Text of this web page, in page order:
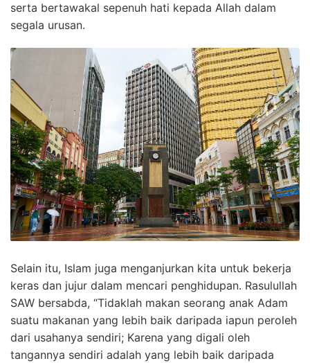
serta bertawakal sepenuh hati kepada Allah dalam
segala urusan.
Selain itu, Islam juga menganjurkan kita untuk bekerja
keras dan jujur dalam mencari penghidupan. Rasulullah
SAW bersabda, “Tidaklah makan seorang anak Adam
suatu makanan yang lebih baik daripada iapun peroleh
dari usahanya sendiri; Karena yang digali oleh
tangannya sendiri adalah yang lebih baik daripada